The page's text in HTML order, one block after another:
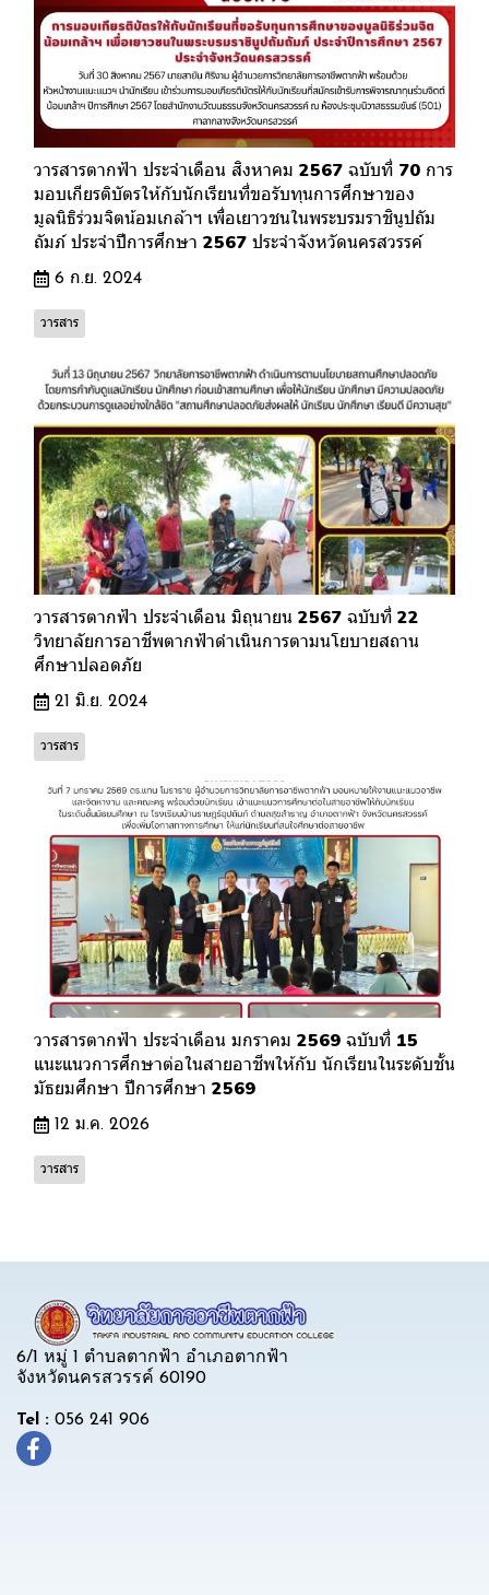
วารสารตากฟ้า ประจำเดือน สิงหาคม 2567 ฉบับที่ 70 การ
มอบเกียรติบัตรให้กับนักเรียนที่ขอรับทุนการศึกษาของ
มูลนิธิร่วมจิตน้อมเกล้าฯ เพื่อเยาวชนในพระบรมราชินูปถัม
ถัมภ์ ประจำปีการศึกษา 2567 ประจำจังหวัดนครสวรรค์
6 ก.ย. 2024
วารสาร
วารสารตากฟ้า ประจำเดือน มิถุนายน 2567 ฉบับที่ 22
วิทยาลัยการอาชีพตากฟ้าดำเนินการตามนโยบายสถาน
ศึกษาปลอดภัย
21 มิ.ย. 2024
วารสาร
วารสารตากฟ้า ประจำเดือน มกราคม 2569 ฉบับที่ 15
แนะแนวการศึกษาต่อในสายอาชีพให้กับ นักเรียนในระดับชั้น
มัธยมศึกษา ปีการศึกษา 2569
12 ม.ค. 2026
วารสาร
6/1 หมู่ 1 ตำบลตากฟ้า อำเภอตากฟ้า
จังหวัดนครสวรรค์ 60190
Tel : 056 241 906